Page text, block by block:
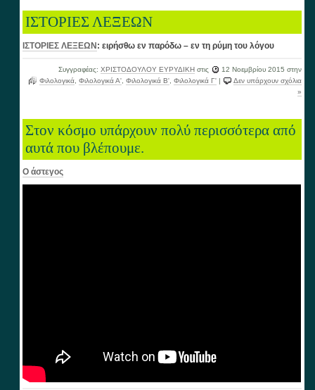
ΙΣΤΟΡΙΕΣ ΛΕΞΕΩΝ
ΙΣΤΟΡΙΕΣ ΛΕΞΕΩΝ: ειρήσθω εν παρόδω – εν τη ρύμη του λόγου
Συγγραφέας: ΧΡΙΣΤΟΔΟΥΛΟΥ ΕΥΡΥΔΙΚΗστις 12 Νοεμβρίου 2015 στην
Φιλολογικά, Φιλολογικά Α', Φιλολογικά Β', Φιλολογικά Γ' |
Δεν υπάρχουν σχόλια
»
Στον κόσμο υπάρχουν πολύ περισσότερα από
αυτά που βλέπουμε.
Ο άστεγος